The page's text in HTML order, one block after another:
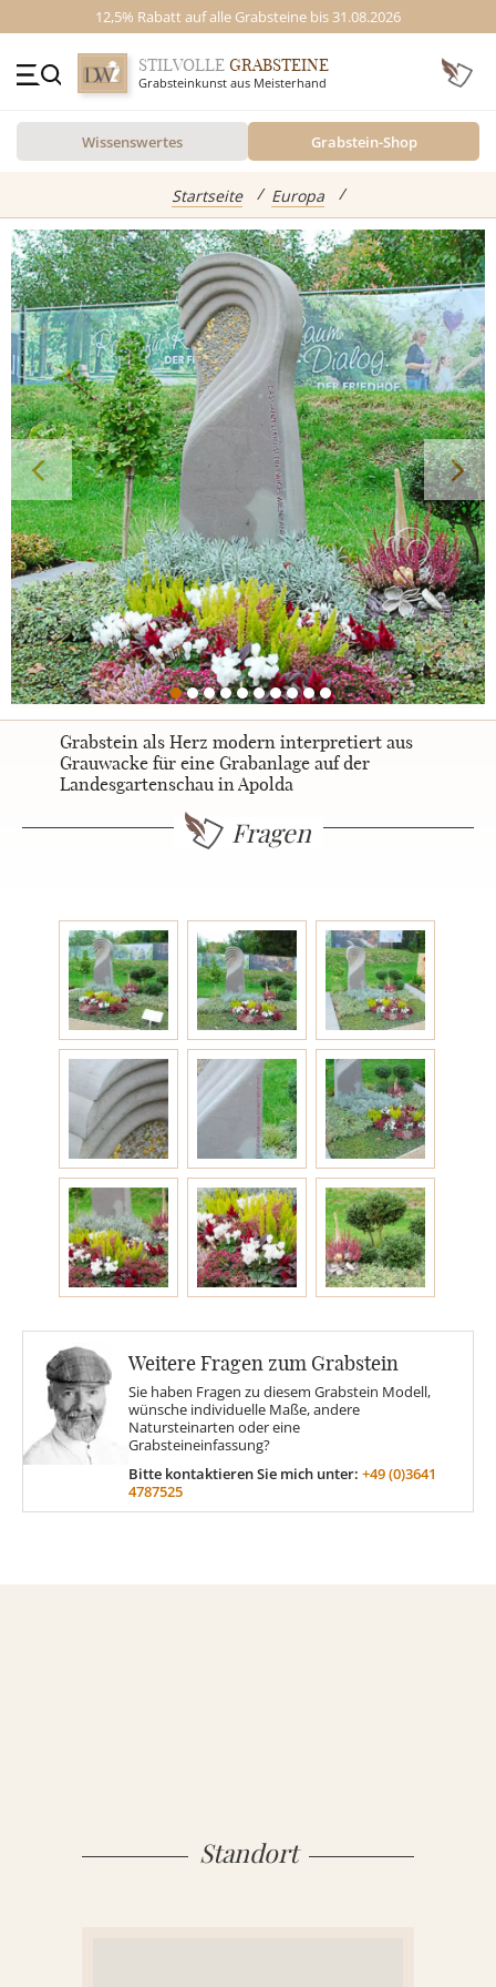
12,5% Rabatt auf alle Grabsteine bis 31.08.2026
Kontakt
GRABSTEINE
Alle Grabsteine
Einzelgrabsteine
Doppelgrabsteine
Kindergrabsteine
Urnengrabsteine
STILE
Klassisch
Romantisch
Zweiteilig
Engel
Stelen
MOTIVE
Glas
Sonne
Findling
ÜBER UNS
STILVOLLE GRABSTEINE
Grabsteinkunst aus Meisterhand
Wissenswertes Grabstein-Shop
Startseite Europa
Inspiration
abgebildete Produkte
Standort
Grabstein Shop
Grabstein als Herz modern interpretiert aus
Grauwacke für eine Grabanlage auf der
Landesgartenschau in Apolda
Fragen
Weitere Fragen zum Grabstein
Sie haben Fragen zu diesem Grabstein Modell,
wünsche individuelle Maße, andere
Natursteinarten oder eine
Grabsteineinfassung?
Bitte kontaktieren Sie mich unter: +49 (0)3641
4787525
Standort